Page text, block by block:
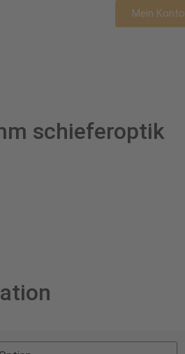
Mein Konto
schieferoptik